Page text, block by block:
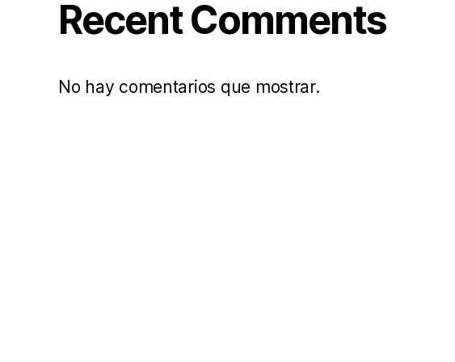
Recent Comments
No hay comentarios que mostrar.